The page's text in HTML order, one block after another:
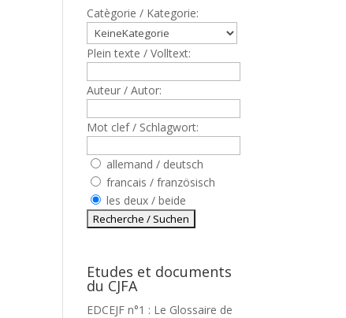
Catègorie / Kategorie:
Plein texte / Volltext:
Auteur / Autor:
Mot clef / Schlagwort:
allemand / deutsch
francais / französisch
les deux / beide
Etudes et documents
du CJFA
EDCEJF n°1 : Le Glossaire de